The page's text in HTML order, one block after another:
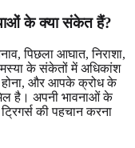
के क्या संकेत हैं?
पिछला आघात, निराशा,
के संकेतों में अधिकांश
होना, और आपके क्रोध के
है। अपनी भावनाओं के
की पहचान करना